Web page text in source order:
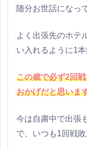
随分お世話になっ
よく出張先のホテ
い入れるように1本
この歳で必ず2回
おかげだと思いま
今は自粛中で出張
で、いつも1回戦敗